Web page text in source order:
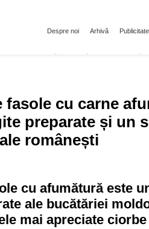
Despre noi Arhivă Publicitate
cu carne
preparate și un
românești
cu afumătură este
ale bucătăriei
mai apreciate